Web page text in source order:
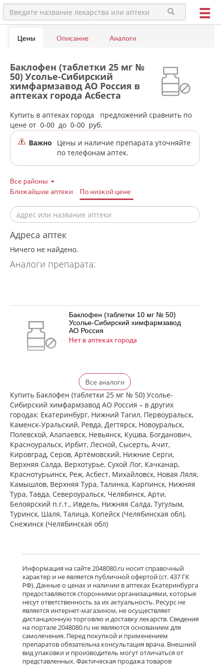
Цены Описание Аналоги
Баклофен (таблетки 25 мг №
50) Усолье-Сибирский
химфармзавод АО Россия в
аптеках города Асбеста
Купить в аптеках города
предложений сравнить по
цене от 0-00 до 0-00 руб.
Важно
Цены и наличие препарата уточняйте
по телефонам аптек.
Все районы
Ближайшие аптеки
По низкой цене
Адреса аптек
Ничего не найдено.
Аналоги препарата:
Баклофен (таблетки 10 мг № 50)
Усолье-Сибирский химфармзавод
АО Россия
Нет в аптеках города
Баклофен (таблетки 25 мг № 50)
Усолье-Сибирский химфармзавод
АО Россия
Нет в аптеках города
Баклосан (таблетки 10 мг № 50 банка
ПЭ) Фармацевтический завод
Польфарма АО Польша
Нет в аптеках города
Баклосан (таблетки 25 мг № 50 банка
ПЭ) Фармацевтический завод
Польфарма АО Польша
Нет в аптеках города
Лиорезал Интратекальный (раствор
для интратекального введения 0,05
мг/мл 1 мл № 5 амп. ) Новартис
Фарма Штейн АГ Швейцария
Нет в аптеках города
достигнут конец страницы
Все аналоги
Купить Баклофен (таблетки 25 мг № 50) Усолье-
Сибирский химфармзавод АО Россия – в других
городах: Екатеринбург, Нижний Тагил, Первоуральск,
Каменск-Уральский, Ревда, Дегтярск, Новоуральск,
Полевской, Алапаевск, Невьянск, Кушва, Богданович,
Красноуральск, Ирбит, Лесной, Сысерть, Ачит,
Кировград, Серов, Артёмовский, Нижние Cерги,
Верхняя Салда, Верхотурье, Сухой Лог, Качканар,
Краснотурьинск, Реж, Асбест, Михайловск, Новая Ляля,
Камышлов, Верхняя Тура, Талинка, Карпинск, Нижняя
Тура, Тавда, Североуральск, Челябинск, Арти,
Белоярский п.г.т., Ивдель, Нижняя Салда, Тугулым,
Туринск, Шаля, Талица, Копейск (Челябинская обл),
Снежинск (Челябинская обл)
Информация на сайте 2048080.ru носит справочный
характер и не является публичной офертой (ст. 437 ГК
РФ). Данные о ценах и наличии в аптеках Екатеринбурга
предоставляются сторонними организациями, которые
несут ответственность за их актуальность. Ресурс не
является интернет-магазином, не осуществляет
дистанционную торговлю и доставку лекарств. Сведения
на портале 2048080.ru не являются основанием для
самолечения. Перед покупкой и применением
препаратов обязательна консультация врача. Внешний
вид упаковки и производитель могут отличаться от
представленных. Фактическая продажа товаров